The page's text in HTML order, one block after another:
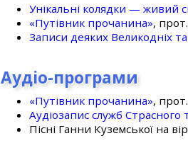
Унікальні колядки — живий
«Путівник прочанина»,
Записи деяких Великодніх
Аудіо-програми
«Путівник прочанина»,
Аудіозапис служб
Пісні Ганни Куземської на